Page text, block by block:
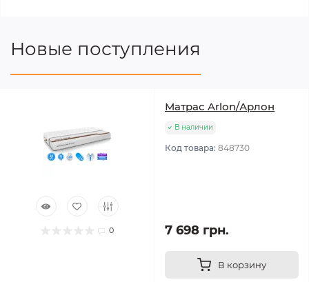
Новые поступления
0
Матрас Arlon/Арлон
В наличии
Код товара: 848730
7 698 грн.
В корзину